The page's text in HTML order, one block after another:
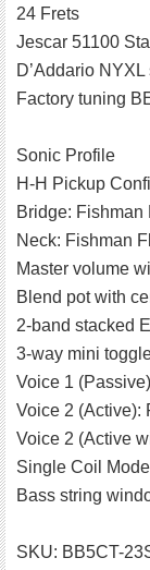
24 Frets
Jescar 51100
D’Addario
Factory tuning
Sonic Profile
H-H Pickup
Bridge:
Neck: Fishman
Master volume
Blend pot with
2-band stacked
3-way mini
Voice 1
Voice 2 (Active):
Voice 2 (Active
Single Coil
Bass string
SKU: BB5CT-